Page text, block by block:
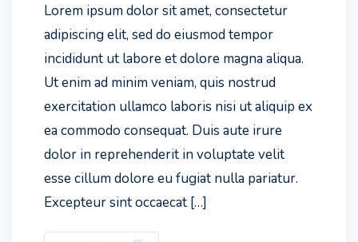
Lorem ipsum dolor sit amet, consectetur
adipiscing elit, sed do eiusmod tempor
incididunt ut labore et dolore magna aliqua.
Ut enim ad minim veniam, quis nostrud
exercitation ullamco laboris nisi ut aliquip ex
ea commodo consequat. Duis aute irure
dolor in reprehenderit in voluptate velit
esse cillum dolore eu fugiat nulla pariatur.
Excepteur sint occaecat […]